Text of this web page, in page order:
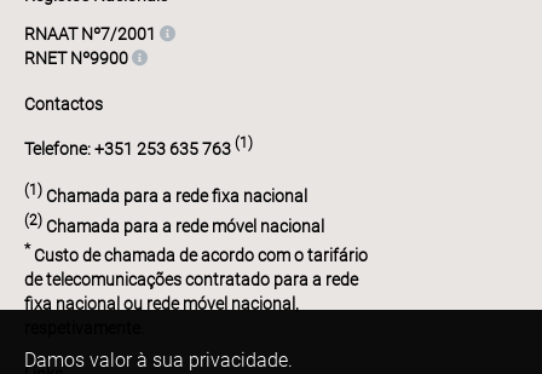
Damos valor à sua privacidade.
RNAAT Nº7/2001
RNET Nº9900
Contactos
Telefone: +351 253 635 763 (1)
(1) Chamada para a rede fixa nacional
(2) Chamada para a rede móvel nacional
* Custo de chamada de acordo com o tarifário
de telecomunicações contratado para a rede
fixa nacional ou rede móvel nacional,